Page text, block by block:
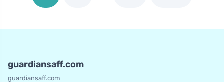
guardiansaff.com
guardiansaff.com